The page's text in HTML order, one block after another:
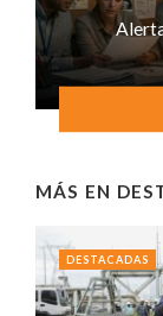
MÁS EN
DESTACADAS